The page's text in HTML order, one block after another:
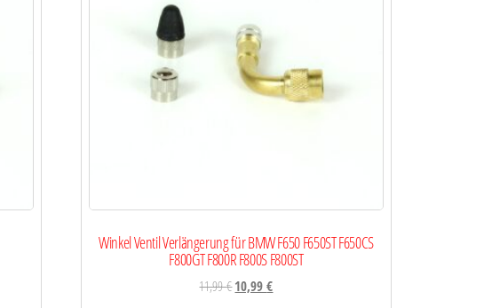
Winkel Ventil Verlängerung für BMW F650 F650ST F650CS
F800GT F800R F800S F800ST
11,99€10,99€